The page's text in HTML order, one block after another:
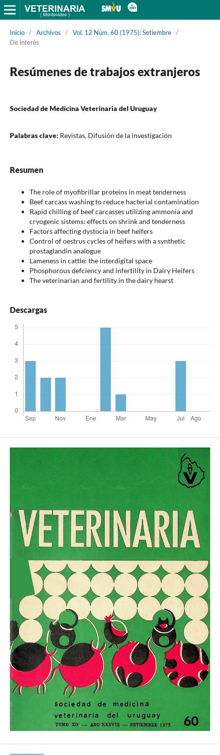
Inicio / Archivos / Vol. 12 Núm. 60 (1975): Setiembre /
De interés
Resúmenes de trabajos extranjeros
Sociedad de Medicina Veterinaria del Uruguay
Palabras clave: Revistas, Difusión de la investigación
Resumen
The role of myofibrillar proteins in meat tenderness
Beef carcass washing to reduce hacterial contamination
Rapid chilling of beef carcasses utilizing ammonia and
cryogenic sistems: effects on shrink and tenderness
Factors affecting dystocia in beef heifers
Control of oestrus cycles of heifers with a synthetic
prostaglandin analogue
Lameness in cattle: the interdigital space
Phosphorous defciency and infertility in Dairy Heifers
The veterinarian and fertility in the dairy hearst
Descargas